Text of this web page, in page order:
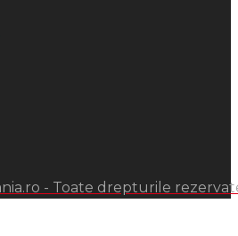
- Toate drepturile